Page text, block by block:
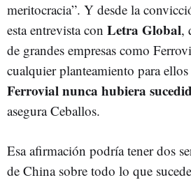
meritocracia”. Y desde la
esta entrevista con Letra Global,
de grandes empresas como
cualquier planteamiento para
Ferrovial nunca hubiera
asegura Ceballos.
Esa afirmación podría tener dos
de China sobre todo lo que